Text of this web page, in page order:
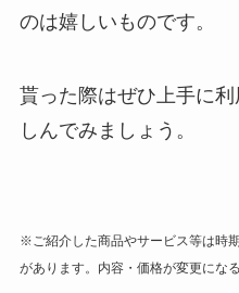
のは嬉しいものです。
貰った際はぜひ上手に
しんでみましょう。
※ご紹介した商品やサービス等は時
があります。内容・価格が変更にな